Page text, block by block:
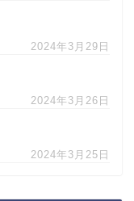
2024年3月29日
2024年3月26日
2024年3月25日